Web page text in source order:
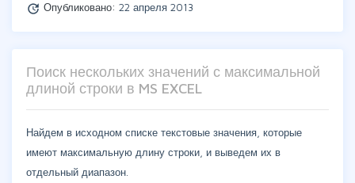
update Опубликовано: 22 апреля 2013
Поиск нескольких значений с максимальной
длиной строки в MS EXCEL
Найдем в исходном списке текстовые значения, которые
имеют максимальную длину строки, и выведем их в
отдельный диапазон.